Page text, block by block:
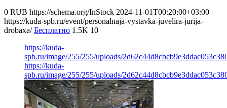
0 RUB https://schema.org/InStock 2024-11-01T00:20:00+03:00
https://kuda-spb.ru/event/personalnaja-vystavka-juvelira-jurija-
drobaxa/ Бесплатно 1.5K 10
https://kuda-
spb.ru/image/255/255/uploads/
https://kuda-
spb.ru/image/255/255/uploads/